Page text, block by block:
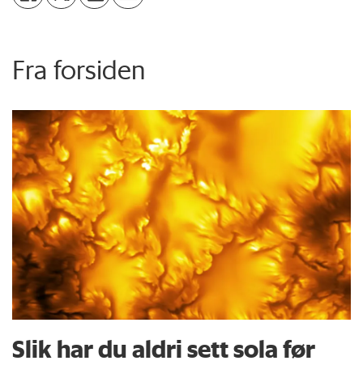
Fra forsiden
Slik har du aldri sett sola før